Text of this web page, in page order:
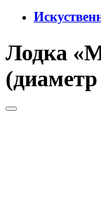
Лодка